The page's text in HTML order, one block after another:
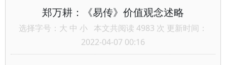
郑万耕：《易传》价值观念述略
选择字号： 大 中 小 本文共阅读 4983 次 更新时间：
2022-04-07 00:16